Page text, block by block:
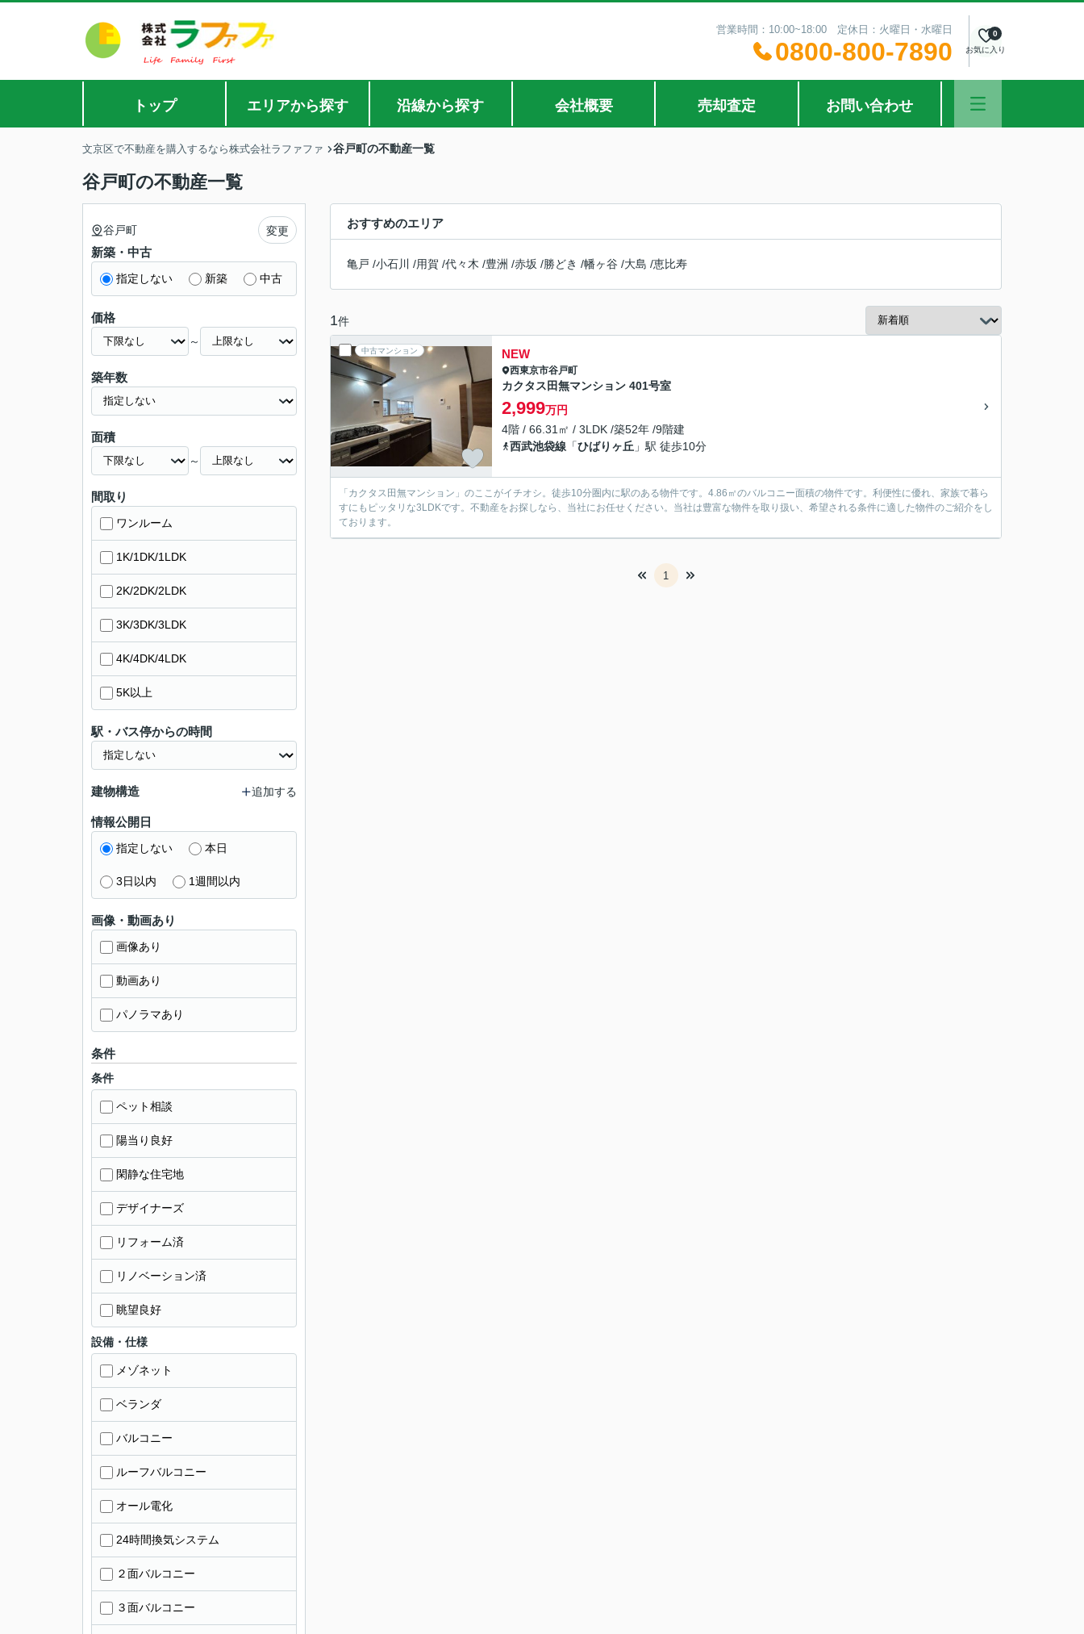
営業時間：10:00~18:00 定休日：火曜日・水曜日
0800-800-7890 お気に入り
0
トップ エリアから探す 沿線から探す 会社概要 売却査定 お問い合わせ
文京区で不動産を購入するなら株式会社ラファファ 谷戸町の不動産一覧
谷戸町の不動産一覧
おすすめのエリア
亀戸 /小石川 /用賀 /代々木 /豊洲 /赤坂 /勝どき /幡ヶ谷 /大島 /恵比寿
1件
中古マンション NEW
西東京市谷戸町
カクタス田無マンション 401号室
2,999万円
4階 / 66.31㎡ / 3LDK /築52年 /9階建
西武池袋線 「ひばりヶ丘 」駅 徒歩10分
「カクタス田無マンション」のここがイチオシ。徒歩10分圏内に駅のある物件です。4.86㎡のバルコニー面積の物件です。利便性に優れ、家族で暮ら
すにもピッタリな3LDKです。不動産をお探しなら、当社にお任せください。当社は豊富な物件を取り扱い、希望される条件に適した物件のご紹介をし
ております。
1
谷戸町 変更
新築・中古
指定しない 新築 中古
価格
～
築年数
面積
～
間取り
ワンルーム
1K/1DK/1LDK
2K/2DK/2LDK
3K/3DK/3LDK
4K/4DK/4LDK
5K以上
駅・バス停からの時間
建物構造 追加する
情報公開日
指定しない 本日
3日以内 1週間以内
画像・動画あり
画像あり
動画あり
パノラマあり
条件
条件
ペット相談
陽当り良好
閑静な住宅地
デザイナーズ
リフォーム済
リノベーション済
眺望良好
設備・仕様
メゾネット
ベランダ
バルコニー
ルーフバルコニー
オール電化
24時間換気システム
２面バルコニー
３面バルコニー